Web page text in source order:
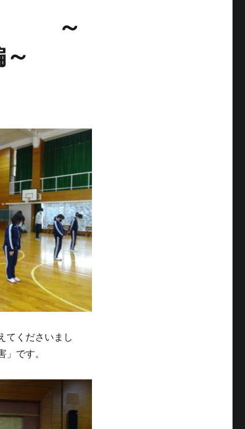
」 ～
てくださいまし
です。